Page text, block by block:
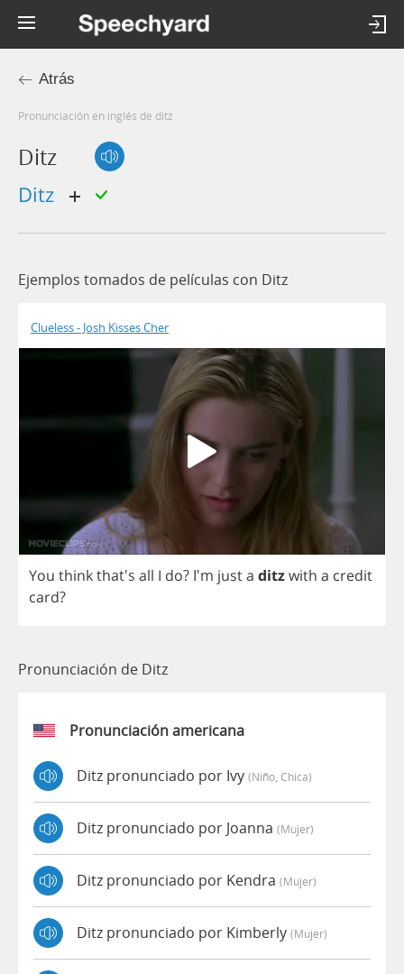
Atrás
Pronunciación en inglés de ditz
Ditz
ditz
Ejemplos tomados de películas con Ditz
Clueless - Josh Kisses Cher
You thinkthat's all I do? I'm justa ditzwith a credit
card?
Pronunciación de Ditz
Pronunciación americana
Ditz pronunciado por Ivy (niño, Chica)
Ditz pronunciado por Joanna (mujer)
Ditz pronunciado por Kendra (mujer)
Ditz pronunciado por Kimberly (mujer)